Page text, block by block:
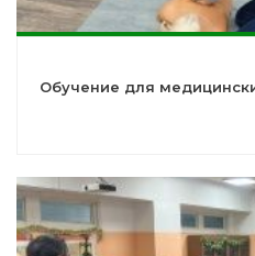
Обучение для